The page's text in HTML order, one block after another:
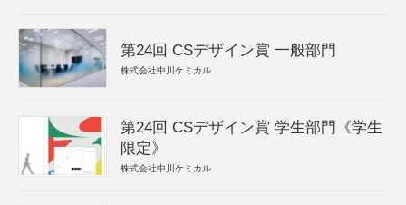
第24回 CSデザイン賞 一般部門
株式会社中川ケミカル
第24回 CSデザイン賞 学生部門《学生
限定》
株式会社中川ケミカル